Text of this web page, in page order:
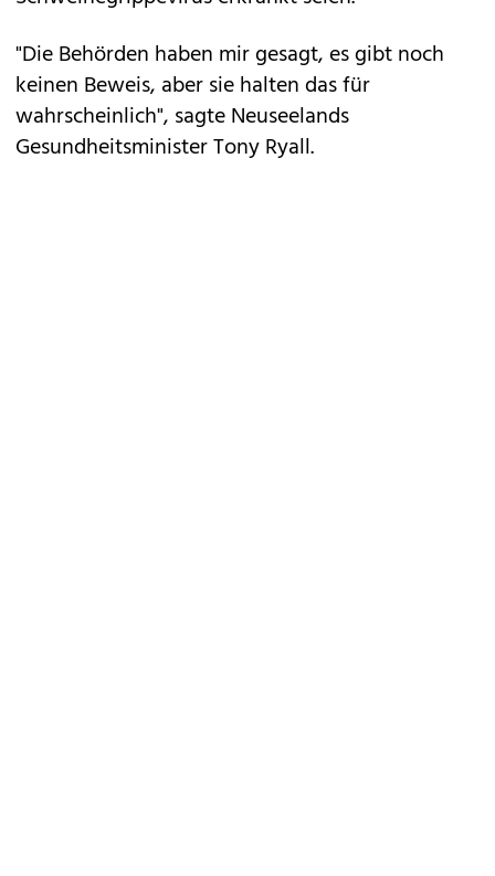
"Die Behörden haben mir gesagt, es gibt noch
keinen Beweis, aber sie halten das für
wahrscheinlich", sagte Neuseelands
Gesundheitsminister Tony Ryall.